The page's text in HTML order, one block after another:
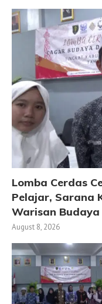
Lomba Cerdas
Pelajar, Sarana
Warisan Budaya
August 8, 2026